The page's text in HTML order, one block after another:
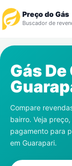
Preço do Gás
Buscador de
Revendedor
Notícias
Cadastre-se
Gás
Gás
Compare
bairro. Veja
pagamento para
em Guarapari.